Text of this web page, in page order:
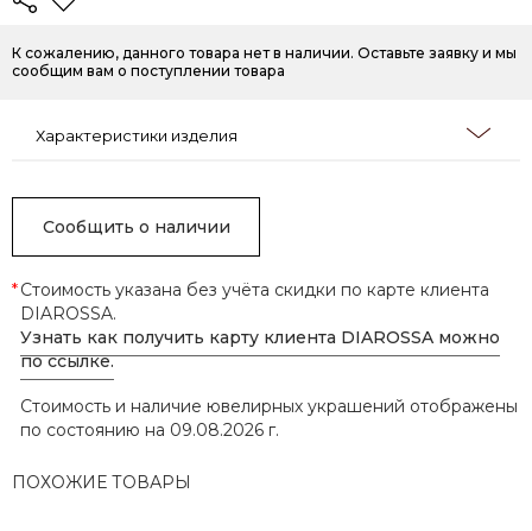
К сожалению, данного товара нет в наличии. Оставьте заявку и мы
сообщим вам о поступлении товара
Характеристики изделия
Сообщить о наличии
*Стоимость указана без учёта скидки по карте клиента
DIAROSSA.
Узнать как получить карту клиента DIAROSSA можно
по ссылке.
Стоимость и наличие ювелирных украшений отображены
по состоянию на 09.08.2026 г.
ПОХОЖИЕ ТОВАРЫ